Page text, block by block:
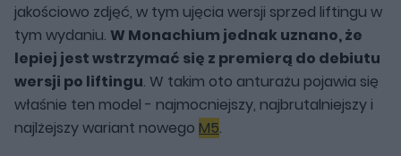
jakościowo zdjęć, w tym ujęcia wersji sprzed liftingu w
tym wydaniu. W Monachium jednak uznano, że
lepiej jest wstrzymać się z premierą do debiutu
wersji po liftingu. W takim oto anturażu pojawia się
właśnie ten model - najmocniejszy, najbrutalniejszy i
najlżejszy wariant nowego M5.